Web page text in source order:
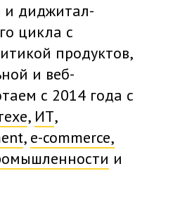
и диджитал-
цикла с
продуктов,
и веб-
с 2014 года с
, ИТ,
, e-commerce,
и